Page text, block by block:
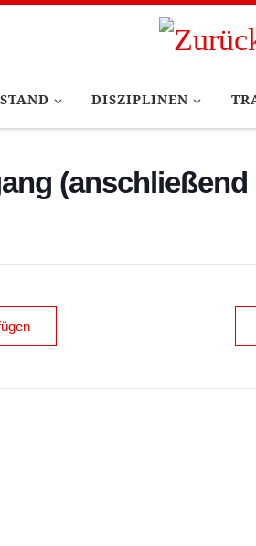
DISZIPLINEN